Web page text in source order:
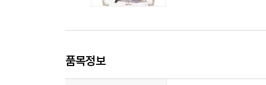
품목정보